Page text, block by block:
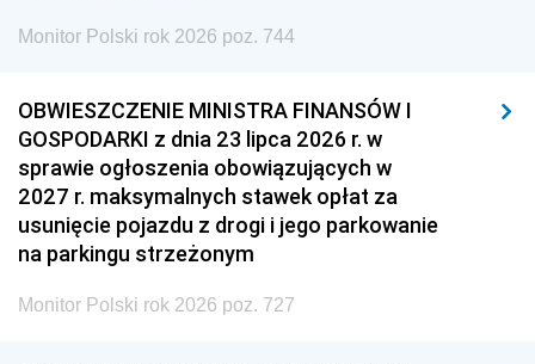
Monitor Polski rok 2026 poz. 744
OBWIESZCZENIE MINISTRA FINANSÓW I
GOSPODARKI z dnia 23 lipca 2026 r. w
sprawie ogłoszenia obowiązujących w
2027 r. maksymalnych stawek opłat za
usunięcie pojazdu z drogi i jego parkowanie
na parkingu strzeżonym
Monitor Polski rok 2026 poz. 727